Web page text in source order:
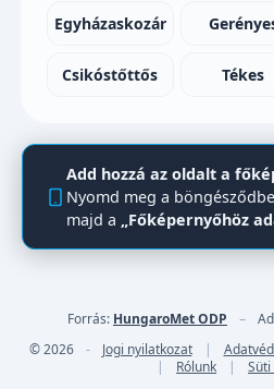
Egyházaskozár
Csikóstőttős Tékes
Add hozzá az oldalt a
Nyomd meg a
majd a „Főképernyőhöz
Forrás: HungaroMet ODP –
© 2026
- Jogi nyilatkozat |
|
Rólunk |